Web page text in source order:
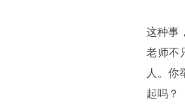
这种事
老师不
人。你
起吗？